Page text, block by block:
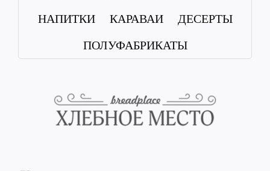
НАПИТКИ
КАРАВАИ
ДЕСЕРТЫ
ПОЛУФАБРИКАТЫ